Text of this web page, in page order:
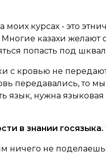
курсах - это
казахи желают
попасть под
кровью не
передавались, то
язык, нужна
в знании
ничего не